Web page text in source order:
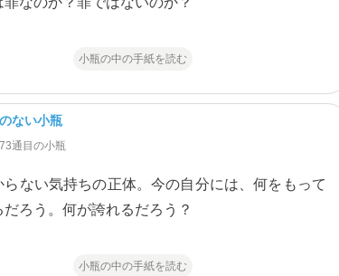
小瓶の中の手紙を読む
ない小瓶
通目の小瓶
らない気持ちの正体。今の自分には、何をもって
だろう。何が誇れるだろう？
小瓶の中の手紙を読む